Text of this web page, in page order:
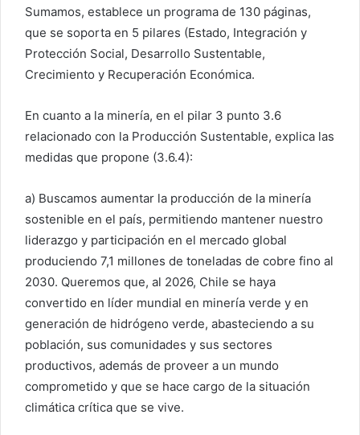
Sumamos, establece un programa de 130 páginas,
que se soporta en 5 pilares (Estado, Integración y
Protección Social, Desarrollo Sustentable,
Crecimiento y Recuperación Económica.
En cuanto a la minería, en el pilar 3 punto 3.6
relacionado con la Producción Sustentable, explica las
medidas que propone (3.6.4):
a) Buscamos aumentar la producción de la minería
sostenible en el país, permitiendo mantener nuestro
liderazgo y participación en el mercado global
produciendo 7,1 millones de toneladas de cobre fino al
2030. Queremos que, al 2026, Chile se haya
convertido en líder mundial en minería verde y en
generación de hidrógeno verde, abasteciendo a su
población, sus comunidades y sus sectores
productivos, además de proveer a un mundo
comprometido y que se hace cargo de la situación
climática crítica que se vive.